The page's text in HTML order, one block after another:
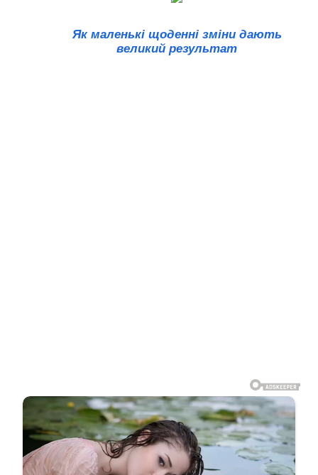
Як маленькі щоденні зміни дають
великий результат